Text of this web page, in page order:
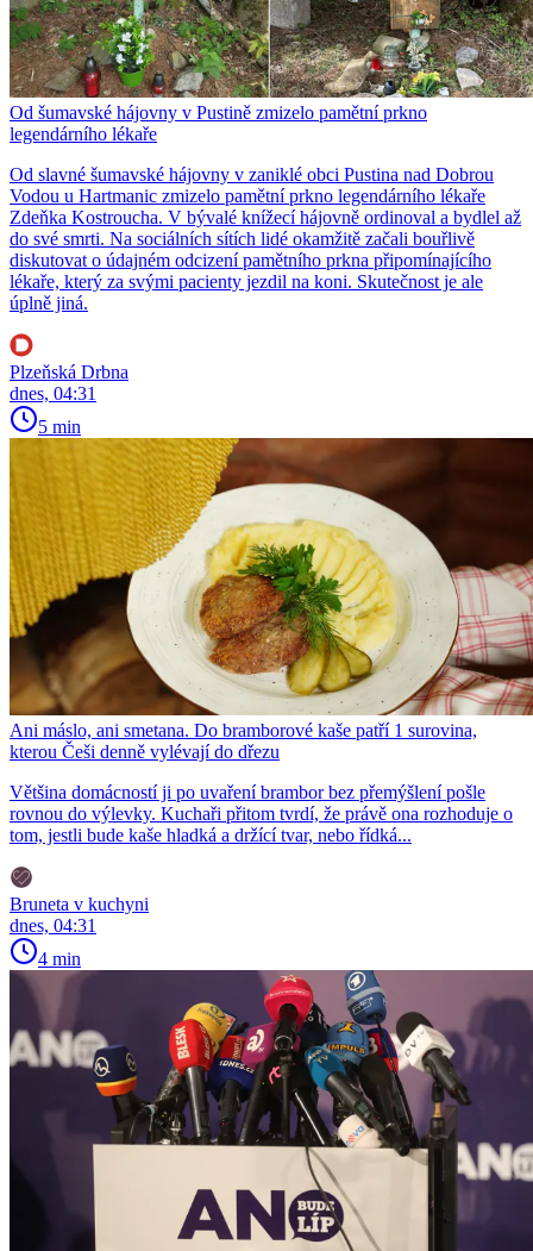
Od šumavské hájovny v Pustině zmizelo pamětní prkno
legendárního lékaře
Od slavné šumavské hájovny v zaniklé obci Pustina nad Dobrou
Vodou u Hartmanic zmizelo pamětní prkno legendárního lékaře
Zdeňka Kostroucha. V bývalé knížecí hájovně ordinoval a bydlel až
do své smrti. Na sociálních sítích lidé okamžitě začali bouřlivě
diskutovat o údajném odcizení pamětního prkna připomínajícího
lékaře, který za svými pacienty jezdil na koni. Skutečnost je ale
úplně jiná.
Plzeňská Drbna
dnes, 04:31
5 min
Ani máslo, ani smetana. Do bramborové kaše patří 1 surovina,
kterou Češi denně vylévají do dřezu
Většina domácností ji po uvaření brambor bez přemýšlení pošle
rovnou do výlevky. Kuchaři přitom tvrdí, že právě ona rozhoduje o
tom, jestli bude kaše hladká a držící tvar, nebo řídká...
Bruneta v kuchyni
dnes, 04:31
4 min